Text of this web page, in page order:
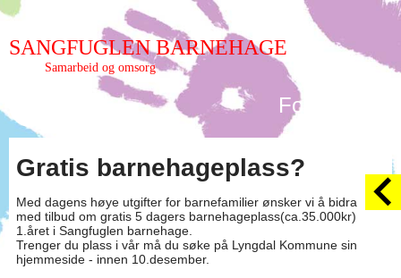
SANGFUGLEN BARNEHAGE
Samarbeid og omsorg
Forside
Gratis barnehageplass?
Med dagens høye utgifter for barnefamilier ønsker vi å bidra
med tilbud om gratis 5 dagers barnehageplass(ca.35.000kr)
1.året i Sangfuglen barnehage.
Trenger du plass i vår må du søke på Lyngdal Kommune sin
hjemmeside - innen 10.desember.